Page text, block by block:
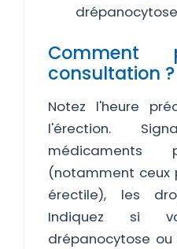
Comment
consultation ?
Notez l'heure
l'érection.
médicaments
(notamment ceux
érectile), les
Indiquez si
drépanocytose